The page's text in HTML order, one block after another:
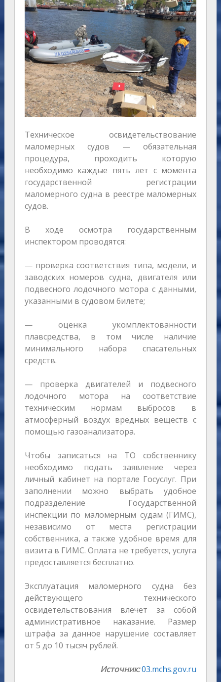
Техническое освидетельствование
маломерных судов — обязательная
процедура, проходить которую
необходимо каждые пять лет с момента
государственной регистрации
маломерного судна в реестре маломерных
судов.
В ходе осмотра государственным
инспектором проводятся:
— проверка соответствия типа, модели, и
заводских номеров судна, двигателя или
подвесного лодочного мотора с данными,
указанными в судовом билете;
— оценка укомплектованности
плавсредства, в том числе наличие
минимального набора спасательных
средств.
— проверка двигателей и подвесного
лодочного мотора на соответствие
техническим нормам выбросов в
атмосферный воздух вредных веществ с
помощью газоанализатора.
Чтобы записаться на ТО собственнику
необходимо подать заявление через
личный кабинет на портале Госуслуг. При
заполнении можно выбрать удобное
подразделение Государственной
инспекции по маломерным судам (ГИМС),
независимо от места регистрации
собственника, а также удобное время для
визита в ГИМС. Оплата не требуется, услуга
предоставляется бесплатно.
Эксплуатация маломерного судна без
действующего технического
освидетельствования влечет за собой
административное наказание. Размер
штрафа за данное нарушение составляет
от 5 до 10 тысяч рублей.
Источник:03.mchs.gov.ru